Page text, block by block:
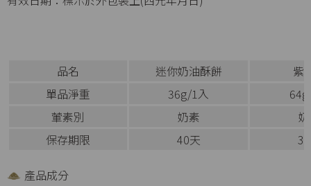
品名 迷你奶油酥餅
紫
單品淨重
36g/1入
葷素別
奶素
保存期限
40天
產品成分